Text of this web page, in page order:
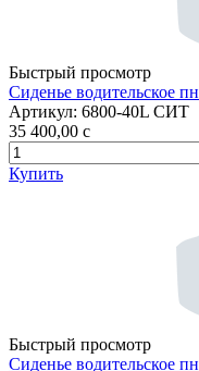
Быстрый просмотр
Сиденье водительское
Артикул: 6800-40L СИТ
35 400,00 c
Купить
Быстрый просмотр
Сиденье водительское